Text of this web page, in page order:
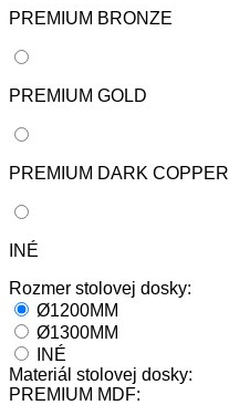
PREMIUM BRONZE
PREMIUM GOLD
PREMIUM DARK COPPER
INÉ
Rozmer stolovej dosky:
Ø1200MM
Ø1300MM
INÉ
Materiál stolovej dosky:
PREMIUM MDF: